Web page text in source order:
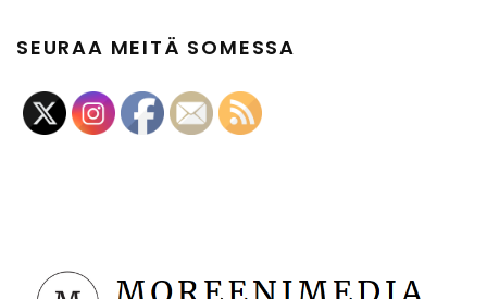
SEURAA MEITÄ SOMESSA